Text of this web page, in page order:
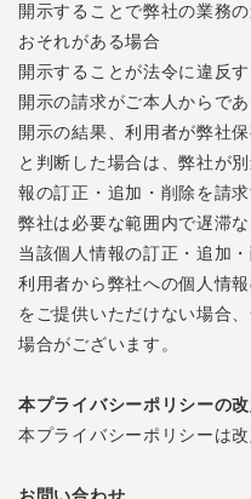
開示することで弊社の業務
おそれがある場合
開示することが法令に違反
開示の請求がご本人からで
開示の結果、利用者が弊社
と判断した場合は、弊社が
報の訂正・追加・削除を請
弊社は必要な範囲内で遅滞
当該個人情報の訂正・追加・
利用者から弊社への個人情
をご提供いただけない場合
場合がございます。
本プライバシーポリシーの改
本プライバシーポリシーは